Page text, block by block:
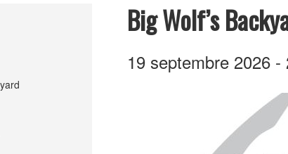
Big Wolf’s
19 septembre 2026 -